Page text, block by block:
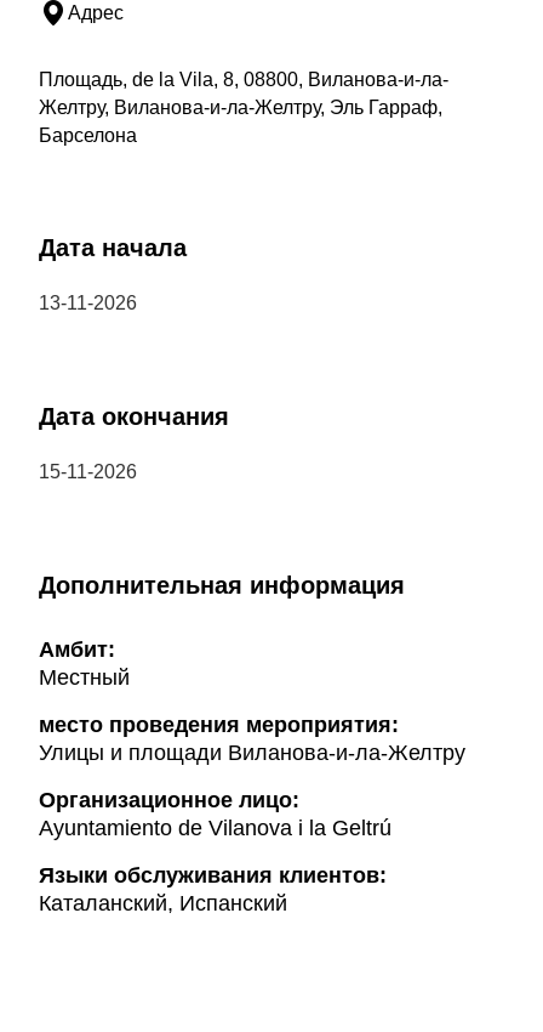
Адрес
Площадь, de la Vila, 8, 08800, Виланова-и-ла-
Желтру, Виланова-и-ла-Желтру, Эль Гарраф,
Барселона
Дата начала
13-11-2026
Дата окончания
15-11-2026
Дополнительная информация
Амбит:
Местный
место проведения мероприятия:
Улицы и площади Виланова-и-ла-Желтру
Организационное лицо:
Ayuntamiento de Vilanova i la Geltrú
Языки обслуживания клиентов:
Каталанский, Испанский